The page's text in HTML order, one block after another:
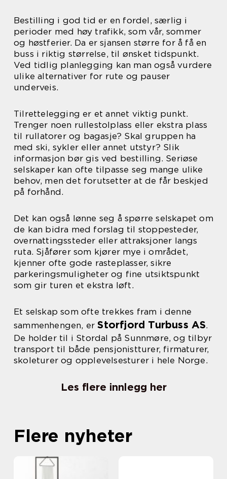
Bestilling i god tid er en fordel, særlig i
perioder med høy trafikk, som vår, sommer
og høstferier. Da er sjansen større for å få en
buss i riktig størrelse, til ønsket tidspunkt.
Ved tidlig planlegging kan man også vurdere
ulike alternativer for rute og pauser
underveis.
Tilrettelegging er et annet viktig punkt.
Trenger noen rullestolplass eller ekstra plass
til rullatorer og bagasje? Skal gruppen ha
med ski, sykler eller annet utstyr? Slik
informasjon bør gis ved bestilling. Seriøse
selskaper kan ofte tilpasse seg mange ulike
behov, men det forutsetter at de får beskjed
på forhånd.
Det kan også lønne seg å spørre selskapet om
de kan bidra med forslag til stoppesteder,
overnattingssteder eller attraksjoner langs
ruta. Sjåfører som kjører mye i området,
kjenner ofte gode rasteplasser, sikre
parkeringsmuligheter og fine utsiktspunkt
som gir turen et ekstra løft.
Et selskap som ofte trekkes fram i denne
sammenhengen, erStorfjord Turbuss AS.
De holder til i Stordal på Sunnmøre, og tilbyr
transport til både pensjonistturer, firmaturer,
skoleturer og opplevelsesturer i hele Norge.
Les flere innlegg her
Flere nyheter